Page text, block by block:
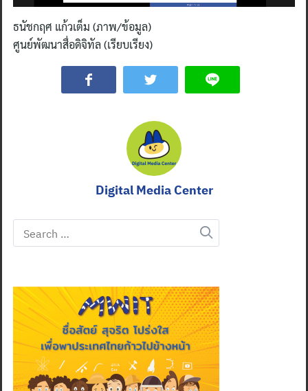
ธนัชกฤศ แก้วเต็ม (ภาพ/ข้อมูล)
ศูนย์พัฒนาสื่อดิจิทัล (เรียบเรียง)
Digital Media Center
Search
for: